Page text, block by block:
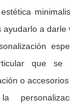
a darle
que se
o accesorios